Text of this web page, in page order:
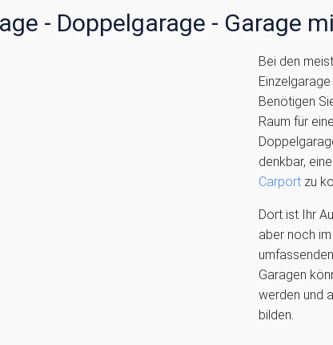
- Doppelgarage - Garage
Bei den
Benötigen
Raum für
denkbar,
Carportzu
Dort ist Ihr
aber noch
Garagen
werden und
bilden.